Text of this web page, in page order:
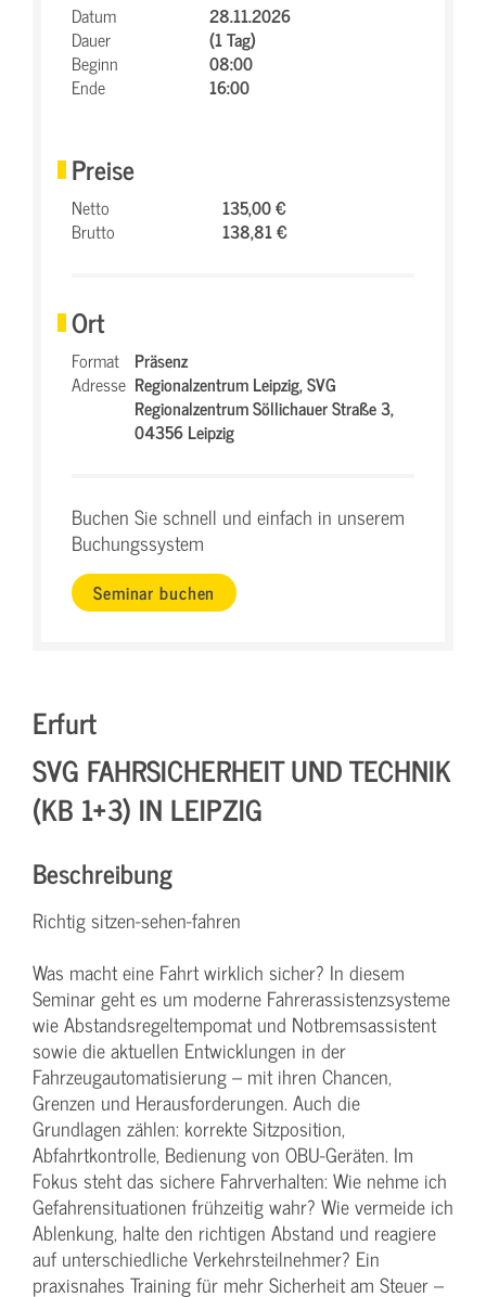
Datum
28.11.2026
Dauer
(1 Tag)
Beginn
08:00
Ende
16:00
Preise
Netto
135,00 €
Brutto
138,81 €
Ort
Format Präsenz
Adresse Regionalzentrum Leipzig,SVG
Regionalzentrum Söllichauer Straße 3,
04356 Leipzig
Buchen Sie schnell und einfach in unserem
Buchungssystem
Seminar buchen
Erfurt
SVG FAHRSICHERHEIT UND TECHNIK
(KB 1+3) IN LEIPZIG
Beschreibung
Richtig sitzen-sehen-fahren
Was macht eine Fahrt wirklich sicher? In diesem
Seminar geht es um moderne Fahrerassistenzsysteme
wie Abstandsregeltempomat und Notbremsassistent
sowie die aktuellen Entwicklungen in der
Fahrzeugautomatisierung – mit ihren Chancen,
Grenzen und Herausforderungen. Auch die
Grundlagen zählen: korrekte Sitzposition,
Abfahrtkontrolle, Bedienung von OBU-Geräten. Im
Fokus steht das sichere Fahrverhalten: Wie nehme ich
Gefahrensituationen frühzeitig wahr? Wie vermeide ich
Ablenkung, halte den richtigen Abstand und reagiere
auf unterschiedliche Verkehrsteilnehmer? Ein
praxisnahes Training für mehr Sicherheit am Steuer –